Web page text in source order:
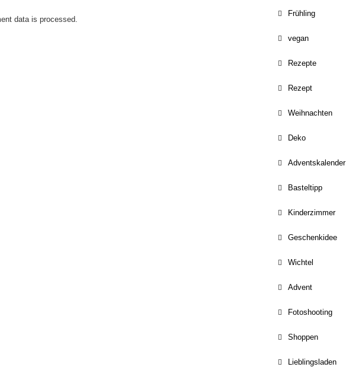
data is processed.
Frühling
vegan
Rezepte
Rezept
Weihnachten
Deko
Adventskalender
Basteltipp
Kinderzimmer
Geschenkidee
Wichtel
Advent
Fotoshooting
Shoppen
Lieblingsladen